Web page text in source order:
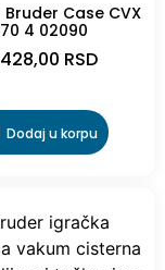
Case CVX
4 02090
RSD
Dodaj u korpu